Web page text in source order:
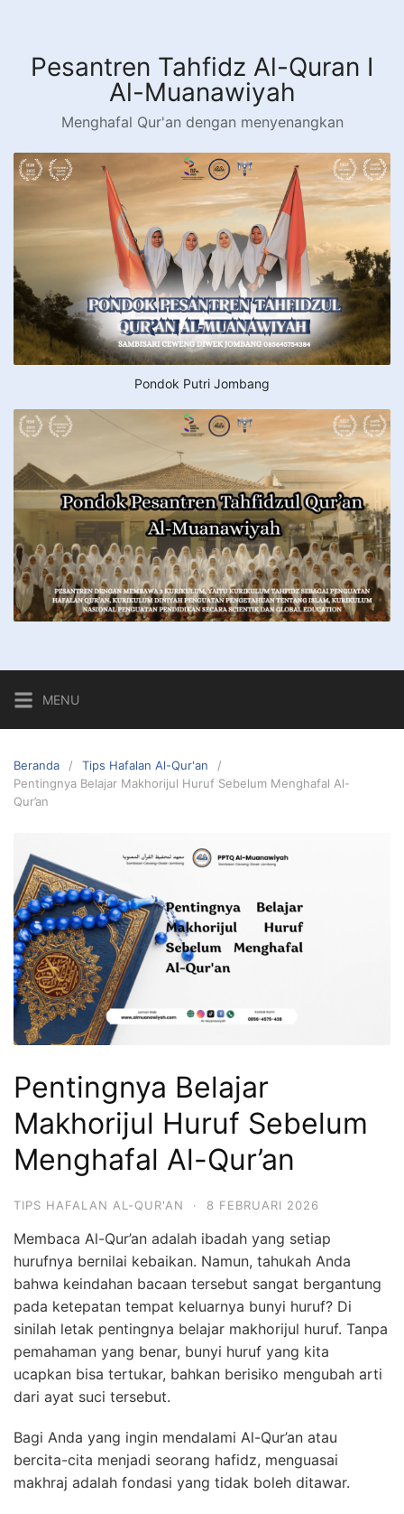
kontenPesantren Tahfidz Al-Quran I
Al-Muanawiyah
Menghafal Qur'an dengan menyenangkan
Pondok Putri Jombang
MENU
Beranda
Tips Hafalan Al-Qur'an
Pentingnya Belajar Makhorijul Huruf Sebelum Menghafal Al-
Qur’an
Pentingnya Belajar
Makhorijul Huruf Sebelum
Menghafal Al-Qur’an
TIPS HAFALAN AL-QUR'AN · 8 FEBRUARI 2026
Membaca Al-Qur’an adalah ibadah yang setiap
hurufnya bernilai kebaikan. Namun, tahukah Anda
bahwa keindahan bacaan tersebut sangat bergantung
pada ketepatan tempat keluarnya bunyi huruf? Di
sinilah letak pentingnya belajar makhorijul huruf. Tanpa
pemahaman yang benar, bunyi huruf yang kita
ucapkan bisa tertukar, bahkan berisiko mengubah arti
dari ayat suci tersebut.
Bagi Anda yang ingin mendalami Al-Qur’an atau
bercita-cita menjadi seorang hafidz, menguasai
makhraj adalah fondasi yang tidak boleh ditawar.